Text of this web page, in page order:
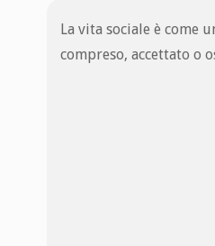
La vita sociale è come
compreso, accettato o